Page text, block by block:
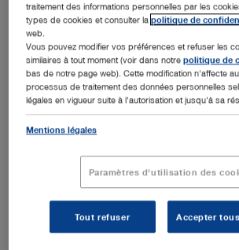
Basée à Reinach depuis 1954, la société KARL
Schweiz AG (anciennement ANKLIN AG) est
groupe KARL STORZ en Suisse. Sur une
l’équipe propose à ses clients de toute la
complète de services liés aux produits
conseils, assistance, réparation et stockage
Bodenmattstrasse 34
traitement des informations personnelles par les
types de cookies et consulter lapolitique de
web.
Vous pouvez modifier vos préférences et refuser les
similaires à tout moment (voir dans notrepolitique de
bas de notre page web). Cette modification n'affecte
processus de traitement des données personnelles
légales en vigueur suite à l'autorisation et jusqu'à sa
Mentions légales
Paramètres d'utilisation des
Tout refuser Accepter